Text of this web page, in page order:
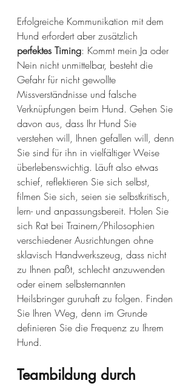
Erfolgreiche Kommunikation mit dem
Hund erfordert aber zusätzlich
perfektes Timing: Kommt mein Ja oder
Nein nicht unmittelbar, besteht die
Gefahr für nicht gewollte
Missverständnisse und falsche
Verknüpfungen beim Hund. Gehen Sie
davon aus, dass Ihr Hund Sie
verstehen will, Ihnen gefallen will, denn
Sie sind für ihn in vielfältiger Weise
überlebenswichtig. Läuft also etwas
schief, reflektieren Sie sich selbst,
filmen Sie sich, seien sie selbstkritisch,
lern- und anpassungsbereit. Holen Sie
sich Rat bei Trainern/Philosophien
verschiedener Ausrichtungen ohne
sklavisch Handwerkszeug, dass nicht
zu Ihnen paßt, schlecht anzuwenden
oder einem selbsternannten
Heilsbringer guruhaft zu folgen. Finden
Sie Ihren Weg, denn im Grunde
definieren Sie die Frequenz zu Ihrem
Hund.
Teambildung durch